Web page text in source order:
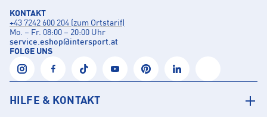
KONTAKT
+43 7242 600 204 (zum Ortstarif)
Mo. – Fr. 08:00 – 20:00 Uhr
service.eshop@intersport.at
FOLGE UNS
HILFE & KONTAKT